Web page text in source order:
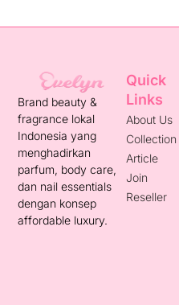
Brand beauty &
fragrance lokal
Indonesia yang
menghadirkan
parfum, body care,
dan nail essentials
dengan konsep
affordable luxury.
Quick
Links
About Us
Collection
Article
Join
Reseller